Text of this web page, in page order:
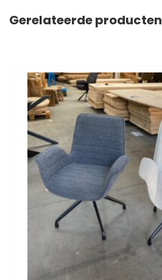
Gerelateerde producten